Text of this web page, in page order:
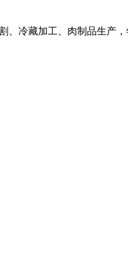
、冷藏加工、肉制品生产